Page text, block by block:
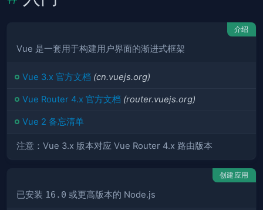
介绍
Vue 是一套用于构建用户界面的渐进式框架
Vue 3.x 官方文档 (cn.vuejs.org)
Vue Router 4.x 官方文档 (router.vuejs.org)
Vue 2 备忘清单
注意：Vue 3.x 版本对应 Vue Router 4.x 路由版本
创建应用
已安装 16.0 或更高版本的 Node.js